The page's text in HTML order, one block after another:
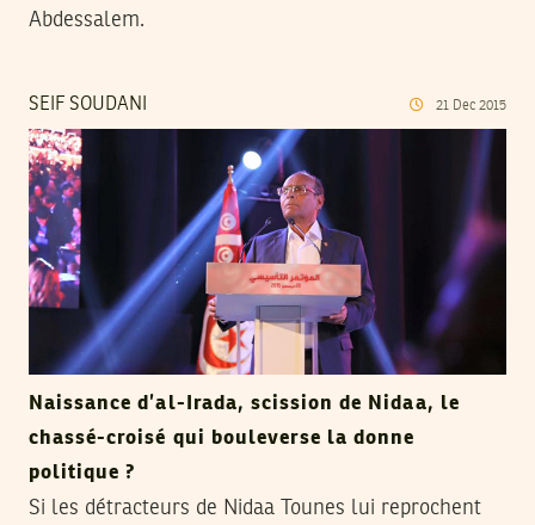
Abdessalem.
SEIF SOUDANI 21 Dec 2015
Naissance d’al-Irada, scission de Nidaa, le
chassé-croisé qui bouleverse la donne
politique ?
Si les détracteurs de Nidaa Tounes lui reprochent